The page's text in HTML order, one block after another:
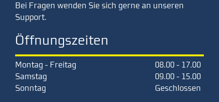
Bei Fragen wenden Sie sich gerne an unseren
Support.
Öffnungszeiten
Montag - Freitag
08.00 - 17.00
Samstag
09.00 - 15.00
Sonntag
Geschlossen